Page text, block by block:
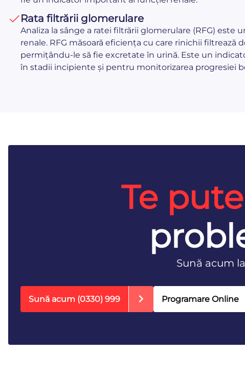
Rata filtrării glomerulare
Analiza la sânge a ratei filtrării glomerulare (RFG)
renale. RFG măsoară eficiența cu care rinichii filtrează
permițându-le să fie excretate în urină. Este un
în stadii incipiente și pentru monitorizarea progresiei
Te
Sună acum la
Sună acum (0330) 999 Programare Online